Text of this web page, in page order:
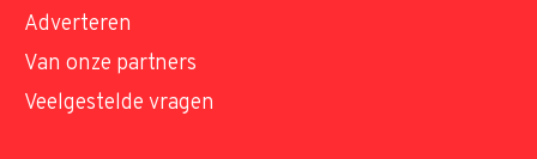
Adverteren
Van onze partners
Veelgestelde vragen